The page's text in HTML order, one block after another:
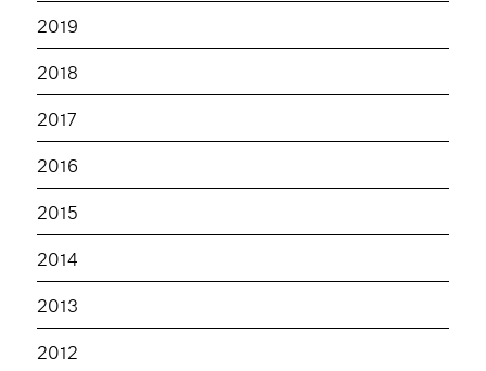
2019
2018
2017
2016
2015
2014
2013
2012